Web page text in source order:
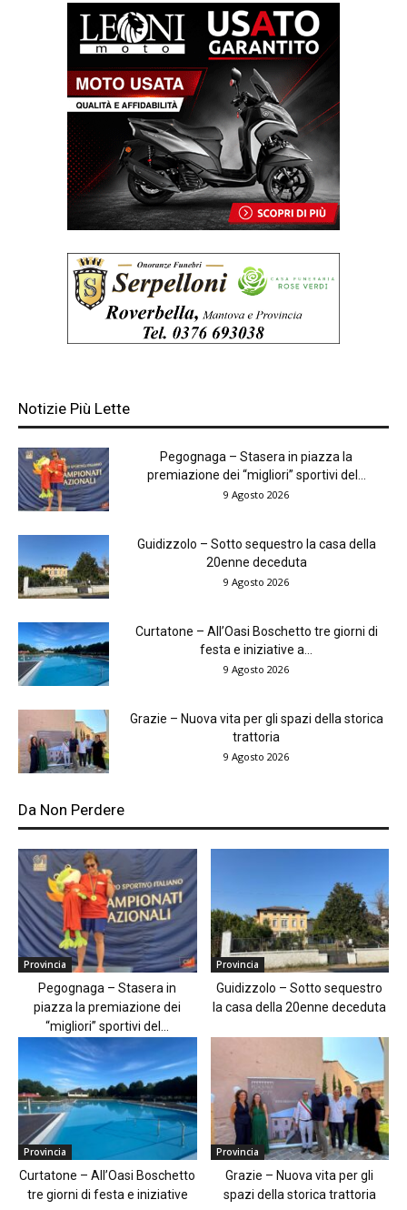
Notizie Più Lette
Pegognaga – Stasera in piazza la
premiazione dei “migliori” sportivi del...
9 Agosto 2026
Guidizzolo – Sotto sequestro la casa della
20enne deceduta
9 Agosto 2026
Curtatone – All’Oasi Boschetto tre giorni di
festa e iniziative a...
9 Agosto 2026
Grazie – Nuova vita per gli spazi della storica
trattoria
9 Agosto 2026
Da Non Perdere
Provincia
Pegognaga – Stasera in
piazza la premiazione dei
“migliori” sportivi del...
Provincia
Guidizzolo – Sotto sequestro
la casa della 20enne deceduta
Provincia
Curtatone – All’Oasi Boschetto
tre giorni di festa e iniziative
Provincia
Grazie – Nuova vita per gli
spazi della storica trattoria